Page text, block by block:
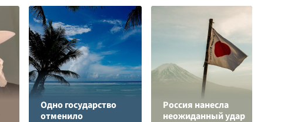
Одно государство
отменило
Россия нанесла
неожиданный удар